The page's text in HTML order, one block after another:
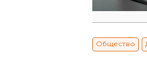
Общество